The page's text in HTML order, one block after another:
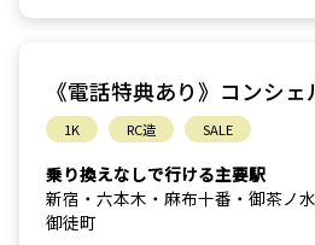
《電話特典あり》コンシェ
1K RC造 SALE
乗り換えなしで行ける主要駅
新宿・六本木・麻布十番・御茶ノ
御徒町